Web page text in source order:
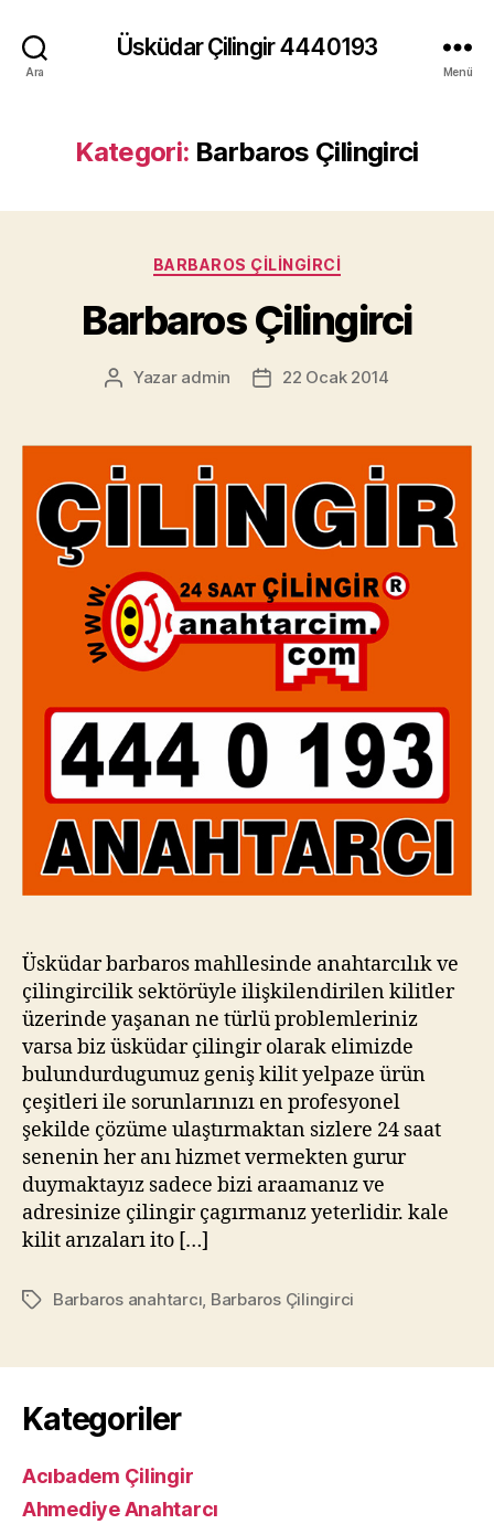
Ara
Üsküdar Çilingir 4440193
Menü
Kategori: Barbaros Çilingirci
Kategoriler
BARBAROS ÇILINGIRCI
Barbaros Çilingirci
Yazının
Yazar admin
Yazı22 Ocak 2014
Üsküdar barbaros mahllesinde anahtarcılık ve
çilingircilik sektörüyle ilişkilendirilen kilitler
üzerinde yaşanan ne türlü problemleriniz
varsa biz üsküdar çilingir olarak elimizde
bulundurdugumuz geniş kilit yelpaze ürün
çeşitleri ile sorunlarınızı en profesyonel
şekilde çözüme ulaştırmaktan sizlere 24 saat
senenin her anı hizmet vermekten gurur
duymaktayız sadece bizi araamanız ve
adresinize çilingir çagırmanız yeterlidir. kale
kilit arızaları ito […]
EtiketlerBarbaros anahtarcı Barbaros Çilingirci
Kategoriler
Acıbadem Çilingir
Ahmediye Anahtarcı